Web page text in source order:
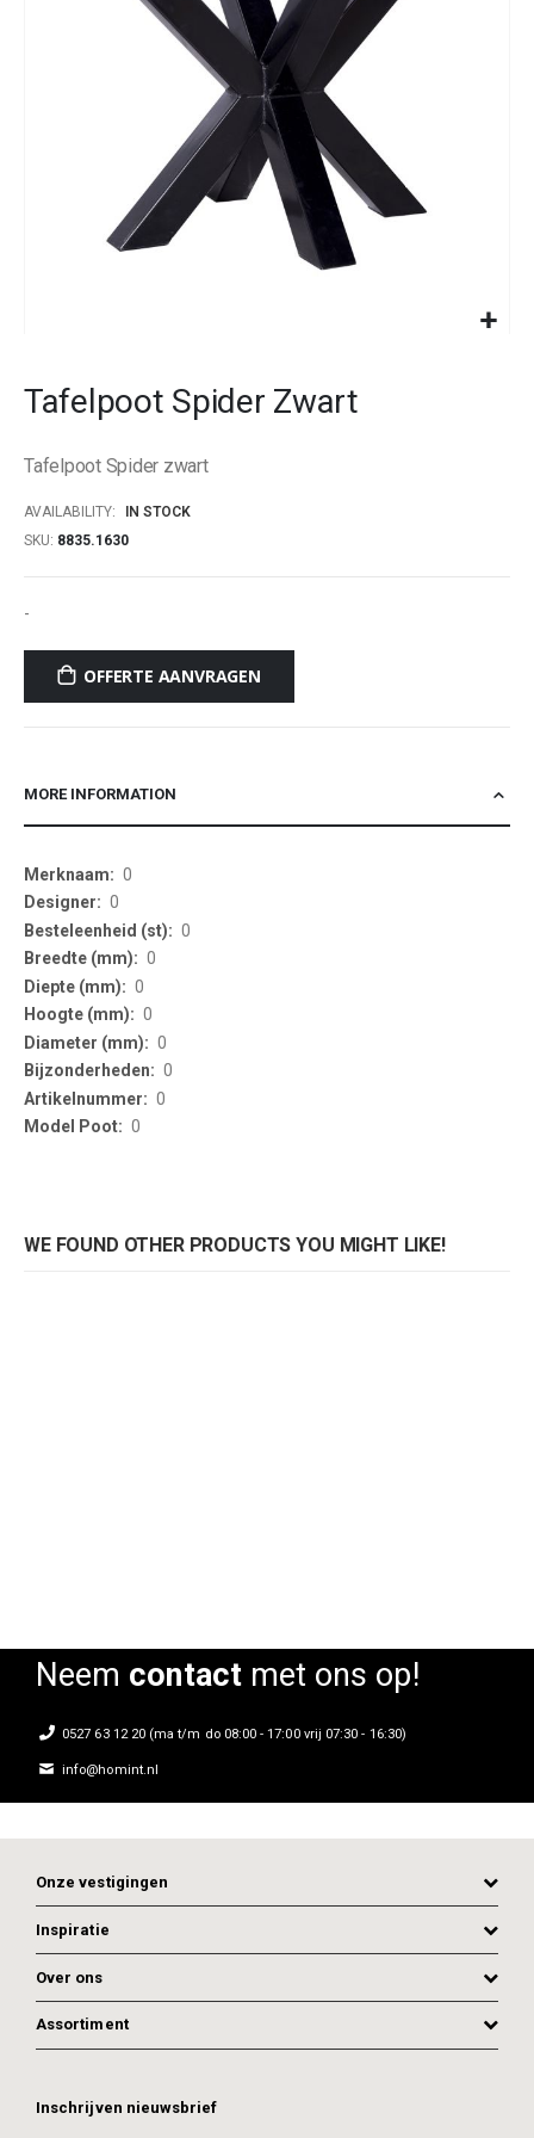
the
the
gallery
Tafelpoot Spider Zwart
Tafelpoot Spider zwart
AVAILABILITY:
IN STOCK
SKU 8835.1630
-
OFFERTE AANVRAGEN
MORE INFORMATION
More
Information
0
0
0
0
0
0
0
0
0
0
WE FOUND OTHER PRODUCTS YOU MIGHT LIKE!
ADD TO CART
Neem contactmet ons op!
0527 63 12 20 (ma t/m do 08:00 - 17:00 vrij 07:30 - 16:30)
info@homint.nl
Onze vestigingen
Inspiratie
Over ons
Assortiment
Inschrijven nieuwsbrief